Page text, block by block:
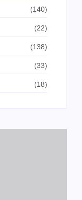
(140)
(22)
(138)
(33)
(18)